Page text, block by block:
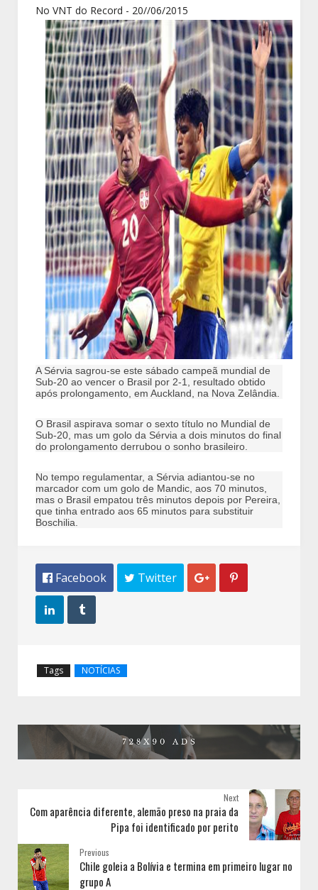
No VNT do Record - 20//06/2015
A Sérvia sagrou-se este sábado campeã mundial de
Sub-20 ao vencer o Brasil por 2-1, resultado obtido
após prolongamento, em Auckland, na Nova Zelândia.
O Brasil aspirava somar o sexto título no Mundial de
Sub-20, mas um golo da Sérvia a dois minutos do final
do prolongamento derrubou o sonho brasileiro.
No tempo regulamentar, a Sérvia adiantou-se no
marcador com um golo de Mandic, aos 70 minutos,
mas o Brasil empatou três minutos depois por Pereira,
que tinha entrado aos 65 minutos para substituir
Boschilia.
 Facebook  Twitter  
 
Tags NOTÍCIAS
Next
Com aparência diferente, alemão preso na praia da
Pipa foi identificado por perito
Previous
Chile goleia a Bolívia e termina em primeiro lugar no
grupo A